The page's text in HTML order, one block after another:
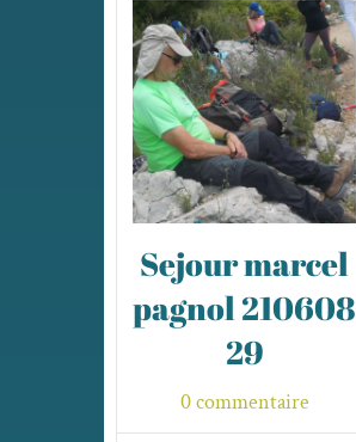
Sejour marcel
pagnol 210608
29
0 commentaire